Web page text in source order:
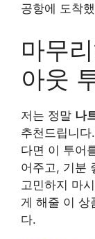
공항에 도착
마무
아웃
저는 정말 나
추천드립니
다면 이 투어
어주고, 기분
고민하지 마
게 해줄 이 상
다.